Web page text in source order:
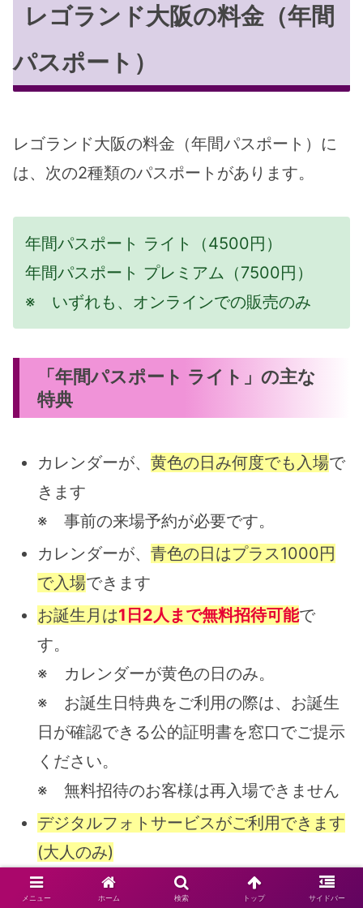
レゴランド大阪の料金（年間
パスポート）
レゴランド大阪の料金（年間パスポート）に
は、次の2種類のパスポートがあります。
年間パスポート ライト（4500円）
年間パスポート プレミアム（7500円）
※ いずれも、オンラインでの販売のみ
「年間パスポート ライト」の主な
特典
カレンダーが、 黄色の日み何度でも入場で
きます
※ 事前の来場予約が必要です。
カレンダーが、 青色の日はプラス1000円
で入場できます
お誕生月は1日2人まで無料招待可能で
す。
※ カレンダーが黄色の日のみ。
※ お誕生日特典をご利用の際は、お誕生
日が確認できる公的証明書を窓口でご提示
ください。
※ 無料招待のお客様は再入場できません
デジタルフォトサービスがご利用できます
(大人のみ)
施設内のカフェのお会計が
10% OFF
にな
メニュー ホーム 検索 トップ サイドバー